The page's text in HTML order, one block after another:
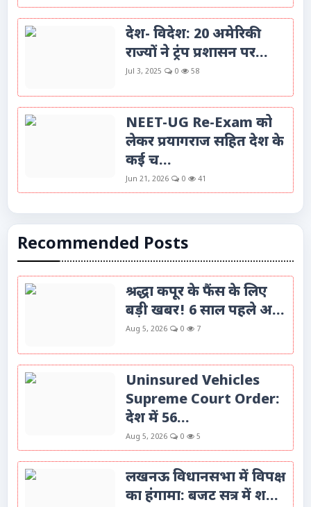
देश- विदेश: 20 अमेरिकी
राज्यों ने ट्रंप प्रशासन पर...
Jul 3, 2025 0 58
NEET-UG Re-Exam को
लेकर प्रयागराज सहित देश के
कई च...
Jun 21, 2026 0 41
Recommended Posts
श्रद्धा कपूर के फैंस के लिए
बड़ी खबर! 6 साल पहले अ...
Aug 5, 2026 0 7
Uninsured Vehicles
Supreme Court Order:
देश में 56...
Aug 5, 2026 0 5
लखनऊ विधानसभा में विपक्ष
का हंगामा: बजट सत्र में श...